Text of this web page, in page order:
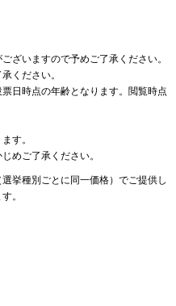
ざいますので予めご了承ください。
ください。
日時点の年齢となります。閲覧時点
す。
めご了承ください。
選挙種別ごとに同一価格）でご提供し
。